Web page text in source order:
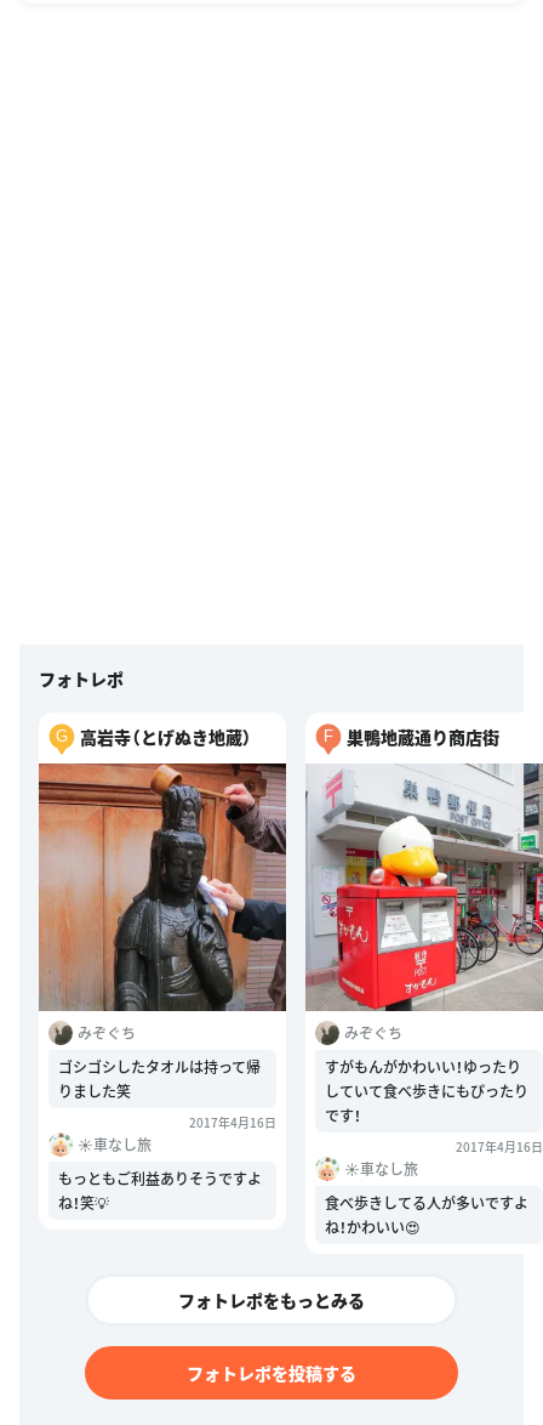
フォトレポ
G 高岩寺（とげぬき地蔵）
みぞぐち
ゴシゴシしたタオルは持って帰
りました笑
2017年4月16日
☀️車なし旅
もっともご利益ありそうですよ
ね！笑💡
F 巣鴨地蔵通り商店街
みぞぐち
すがもんがかわいい！ゆったり
していて食べ歩きにもぴったり
です！
2017年4月16日
☀️車なし旅
食べ歩きしてる人が多いですよ
ね！かわいい😍
フォトレポをもっとみる
フォトレポを投稿する